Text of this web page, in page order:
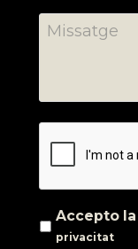
Accepto la
privacitat